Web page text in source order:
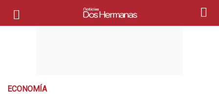
ECONOMÍA